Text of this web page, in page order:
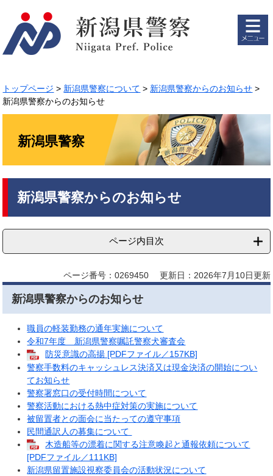
の
先
す。
ー
を
し
て
トップページ > 新潟県警察について > 新潟県警察からのお知らせ >
新潟県警察からのお知らせ
新潟県警察
新潟県警察からのお知らせ
ページ内目次
ページ番号：0269450 更新日：2026年7月10日更新
新潟県警察からのお知らせ
職員の軽装勤務の通年実施について
令和7年度 新潟県警察嘱託警察犬審査会
防災意識の高揚 [PDFファイル／157KB]
警察手数料のキャッシュレス決済又は現金決済の開始につい
てお知らせ
警察署窓口の受付時間について
警察活動における熱中症対策の実施について
被留置者との面会に当たっての遵守事項
民間通訳人の募集について
木造船等の漂着に関する注意喚起と通報依頼について
[PDFファイル／111KB]
新潟県留置施設視察委員会の活動状況について